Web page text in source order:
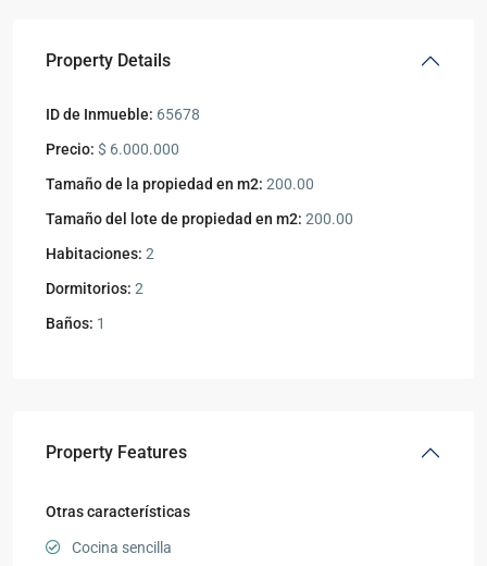
Property Details
ID de Inmueble: 65678
Precio: $ 6.000.000
Tamaño de la propiedad en m2: 200.00
Tamaño del lote de propiedad en m2: 200.00
Habitaciones: 2
Dormitorios: 2
Baños: 1
Property Features
Otras características
Cocina sencilla